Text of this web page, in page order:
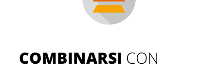
COMBINARSI CON